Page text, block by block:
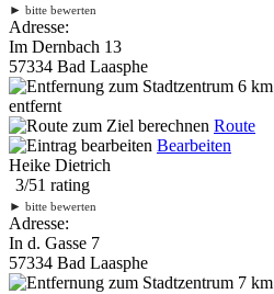
► bitte bewerten
Adresse:
Im Dernbach 13
57334 Bad Laasphe
6 km
entfernt
Route
Bearbeiten
Heike Dietrich
3/51 rating
► bitte bewerten
Adresse:
In d. Gasse 7
57334 Bad Laasphe
7 km